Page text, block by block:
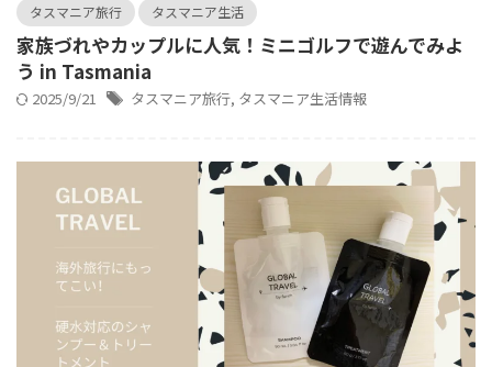
タスマニア旅行 タスマニア生活
家族づれやカップルに人気！ミニゴルフで遊んでみよ
う in Tasmania
2025/9/21 タスマニア旅行, タスマニア生活情報